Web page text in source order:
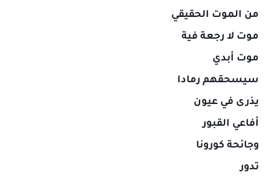
من الموت الحقيقي
موت لا رجعة فية
موت أبدي
سيسحقهم رمادا
يذرى في عيون
أفاعي القبور
وجائحة كورونا
تدور